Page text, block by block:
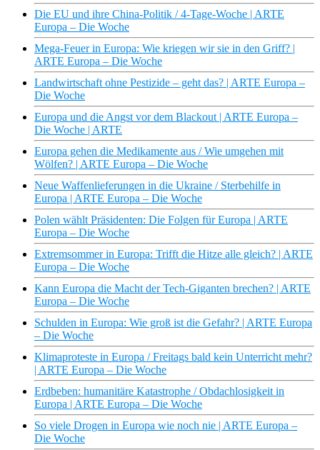
Die EU und ihre China-Politik / 4-Tage-Woche | ARTE
Europa – Die Woche
Mega-Feuer in Europa: Wie kriegen wir sie in den Griff? |
ARTE Europa – Die Woche
Landwirtschaft ohne Pestizide – geht das? | ARTE Europa –
Die Woche
Europa und die Angst vor dem Blackout | ARTE Europa –
Die Woche | ARTE
Europa gehen die Medikamente aus / Wie umgehen mit
Wölfen? | ARTE Europa – Die Woche
Neue Waffenlieferungen in die Ukraine / Sterbehilfe in
Europa | ARTE Europa – Die Woche
Polen wählt Präsidenten: Die Folgen für Europa | ARTE
Europa – Die Woche
Extremsommer in Europa: Trifft die Hitze alle gleich? | ARTE
Europa – Die Woche
Kann Europa die Macht der Tech-Giganten brechen? | ARTE
Europa – Die Woche
Schulden in Europa: Wie groß ist die Gefahr? | ARTE Europa
– Die Woche
Klimaproteste in Europa / Freitags bald kein Unterricht mehr?
| ARTE Europa – Die Woche
Erdbeben: humanitäre Katastrophe / Obdachlosigkeit in
Europa | ARTE Europa – Die Woche
So viele Drogen in Europa wie noch nie | ARTE Europa –
Die Woche